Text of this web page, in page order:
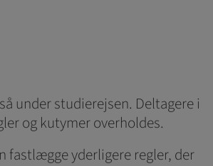
under studierejsen. Deltagere i
og kutymer overholdes.
fastlægge yderligere regler, der